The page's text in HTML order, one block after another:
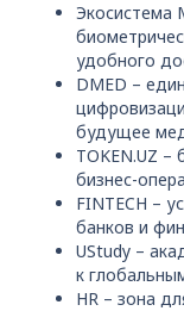
Экосистема
удобного
DMED –
будущее
TOKEN.UZ
бизнес-
FINTECH –
банков и
UStudy –
к
HR – зона